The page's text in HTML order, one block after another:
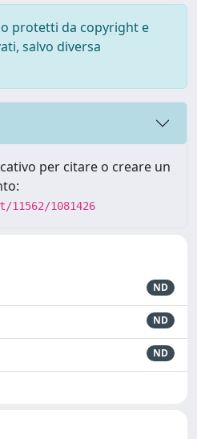
protetti da copyright e
salvo diversa
per citare o creare un
1081426
ND
ND
ND